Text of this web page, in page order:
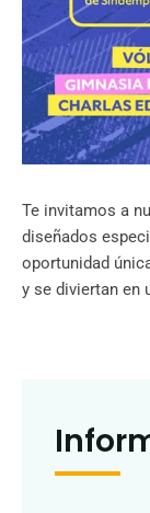
Te invitamos a
diseñados
oportunidad
y se diviertan en